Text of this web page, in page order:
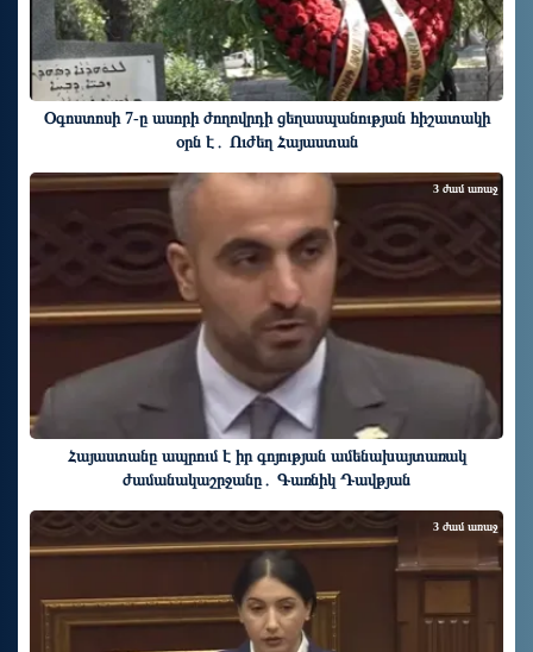
Օգոստոսի 7-ը ասորի ժողովրդի ցեղասպանության հիշատակի
օրն է․ Ուժեղ Հայաստան
Հայաստանը ապրում է իր գոյության ամենախայտառակ
ժամանակաշրջանը․ Գառնիկ Դավթյան
3 ժամ առաջ
3 ժամ առաջ